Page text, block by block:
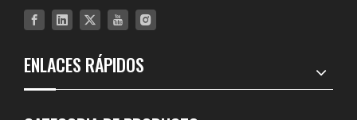
ENLACES RÁPIDOS